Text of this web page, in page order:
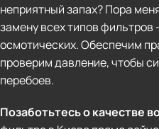
неприятный запах? Пора
замену всех типов фильтров
осмотических. Обеспечим
проверим давление, чтобы
перебоев.
Позаботьтесь о качестве